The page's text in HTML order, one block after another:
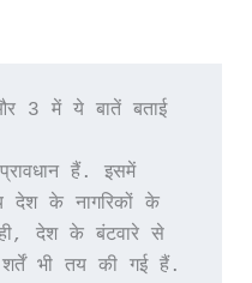
3 में ये बातें बताई
हैं. इसमें
देश के नागरिकों के
देश के बंटवारे से
शर्तें भी तय की गई हैं.